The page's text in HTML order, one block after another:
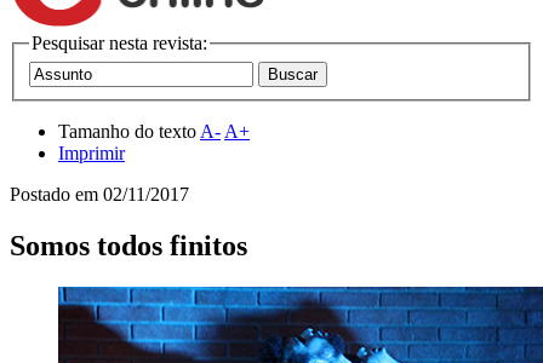
Pesquisar nesta revista:
Tamanho do texto A- A+
Imprimir
Postado em 02/11/2017
Somos todos finitos